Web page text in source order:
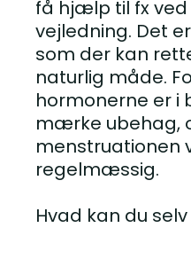
få hjælp til fx
vejledning. Det
som der kan
naturlig måde.
hormonerne er i
mærke ubehag,
menstruationen
regelmæssig.
Hvad kan du